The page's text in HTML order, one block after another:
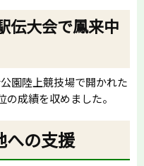
伝大会で鳳来中
園陸上競技場で開かれた
成績を収めました。
への支援